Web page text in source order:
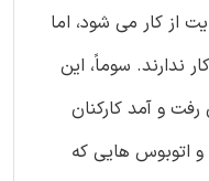
از کار می شود، اما
ندارند. سوماً، این
و آمد کارکنان
اتوبوس هایی که